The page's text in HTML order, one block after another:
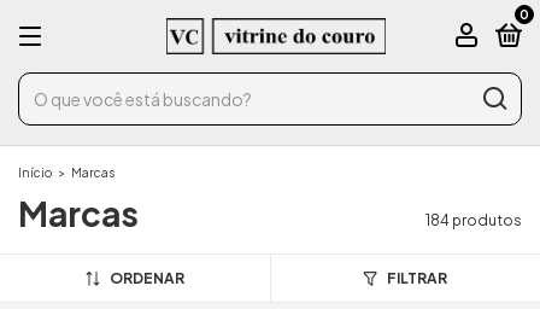
0
Início > Marcas
Marcas 184 produtos
ORDENAR FILTRAR